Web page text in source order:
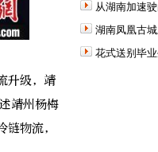
升级，靖
靖州杨梅
物流，
从湖南加速
湖南凤凰古
花式送别毕